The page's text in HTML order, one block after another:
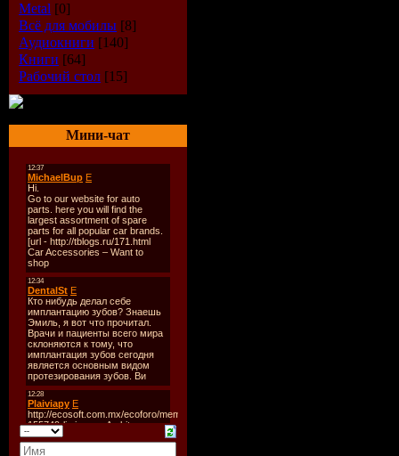
Metal [0]
Всё для мобилы [8]
Аудиокниги [140]
Книги [64]
Рабочий стол [15]
Мини-чат